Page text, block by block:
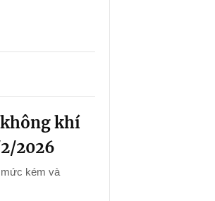
khí
2026
mức kém và